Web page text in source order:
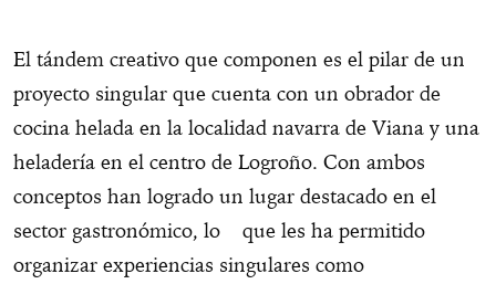
El tándem creativo que componen es el pilar de un
proyecto singular que cuenta con un obrador de
cocina helada en la localidad navarra de Viana y una
heladería en el centro de Logroño. Con ambos
conceptos han logrado un lugar destacado en el
sector gastronómico, lo que les ha permitido
organizar experiencias singulares como